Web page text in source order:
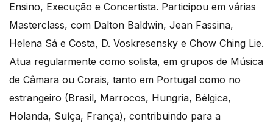
Ensino, Execução e Concertista. Participou em várias
Masterclass, com Dalton Baldwin, Jean Fassina,
Helena Sá e Costa, D. Voskresensky e Chow Ching Lie.
Atua regularmente como solista, em grupos de Música
de Câmara ou Corais, tanto em Portugal como no
estrangeiro (Brasil, Marrocos, Hungria, Bélgica,
Holanda, Suíça, França), contribuindo para a